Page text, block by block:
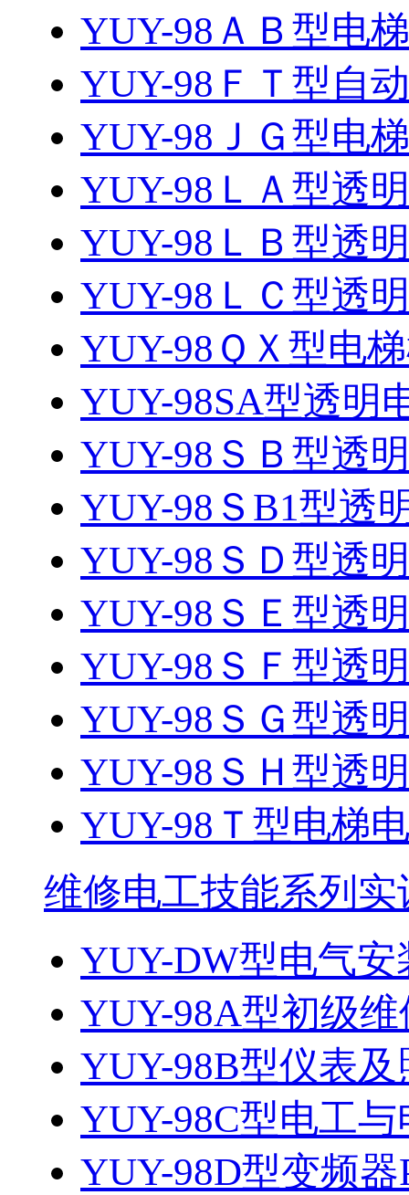
YUY-98ＡＢ型电
YUY-98ＦＴ型自
YUY-98ＪＧ型电
YUY-98ＬＡ型透
YUY-98ＬＢ型透
YUY-98ＬＣ型透
YUY-98ＱＸ型电
YUY-98SA型透明
YUY-98ＳＢ型透
YUY-98ＳB1型透
YUY-98ＳＤ型透
YUY-98ＳＥ型透
YUY-98ＳＦ型透
YUY-98ＳＧ型透
YUY-98ＳＨ型透
YUY-98Ｔ型电梯
维修电工技能系列实
YUY-DW型电气
YUY-98A型初级
YUY-98B型仪表
YUY-98C型电工
YUY-98D型变频